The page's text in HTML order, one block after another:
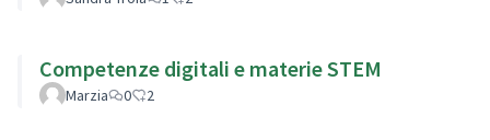
Competenze digitali e materie STEM
Marzia 0 2